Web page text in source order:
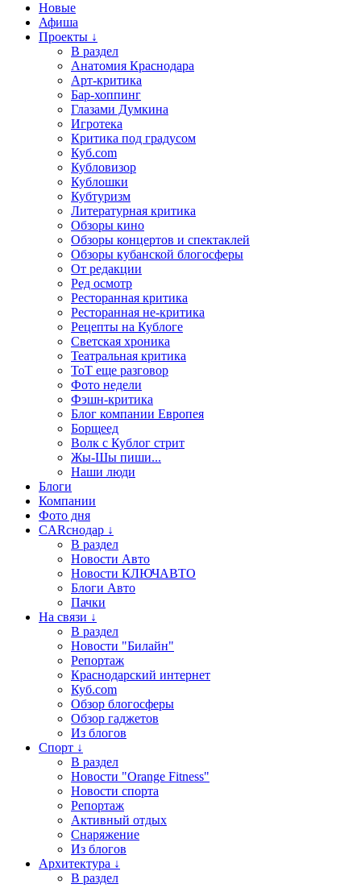
Новые
Афиша
Проекты ↓
В раздел
Анатомия Краснодара
Арт-критика
Бар-хоппинг
Глазами Думкина
Игротека
Критика под градусом
Куб.com
Кубловизор
Кублошки
Кубтуризм
Литературная критика
Обзоры кино
Обзоры концертов и спектаклей
Обзоры кубанской блогосферы
От редакции
Ред осмотр
Ресторанная критика
Ресторанная не-критика
Рецепты на Кублоге
Светская хроника
Театральная критика
ТоТ еще разговор
Фото недели
Фэшн-критика
Блог компании Европея
Борщеед
Волк с Кублог стрит
Жы-Шы пиши...
Наши люди
Блоги
Компании
Фото дня
CARснодар ↓
В раздел
Новости Авто
Новости КЛЮЧАВТО
Блоги Авто
Пачки
На связи ↓
В раздел
Новости "Билайн"
Репортаж
Краснодарский интернет
Куб.com
Обзор блогосферы
Обзор гаджетов
Из блогов
Спорт ↓
В раздел
Новости "Orange Fitness"
Новости спорта
Репортаж
Активный отдых
Снаряжение
Из блогов
Архитектура ↓
В раздел